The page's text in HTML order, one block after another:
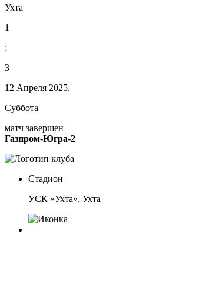
Ухта
1
:
3
12 Апреля 2025,
Суббота
матч завершен
Газпром-Югра-2
Стадион
УСК «Ухта». Ухта